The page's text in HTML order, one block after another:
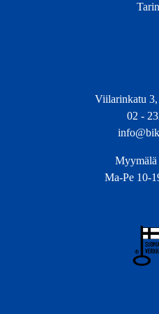
Viilarinkatu
02 -
Myymälä
Ma-Pe 10-